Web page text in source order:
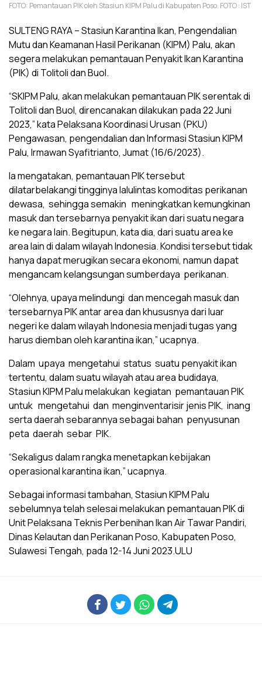
FOTO: Pemantauan PIK oleh Stasiun KIPM Palu di Kabupaten Poso. FOTO : IST
SULTENG RAYA – Stasiun Karantina Ikan, Pengendalian
Mutu dan Keamanan Hasil Perikanan (KIPM) Palu, akan
segera melakukan pemantauan Penyakit Ikan Karantina
(PIK) di Tolitoli dan Buol.
“SKIPM Palu, akan melakukan pemantauan PIK serentak di
Tolitoli dan Buol, direncanakan dilakukan pada 22 Juni
2023,” kata Pelaksana Koordinasi Urusan (PKU)
Pengawasan, pengendalian dan Informasi Stasiun KIPM
Palu, Irmawan Syafitrianto, Jumat (16/6/2023).
Ia mengatakan, pemantauan PIK tersebut
dilatarbelakangi tingginya lalulintas komoditas perikanan
dewasa, sehingga semakin meningkatkan kemungkinan
masuk dan tersebarnya penyakit ikan dari suatu negara
ke negara lain. Begitupun, kata dia, dari suatu area ke
area lain di dalam wilayah Indonesia. Kondisi tersebut tidak
hanya dapat merugikan secara ekonomi, namun dapat
mengancam kelangsungan sumberdaya perikanan.
“Olehnya, upaya melindungi dan mencegah masuk dan
tersebarnya PIK antar area dan khususnya dari luar
negeri ke dalam wilayah Indonesia menjadi tugas yang
harus diemban oleh karantina ikan,” ucapnya.
Dalam upaya mengetahui status suatu penyakit ikan
tertentu, dalam suatu wilayah atau area budidaya,
Stasiun KIPM Palu melakukan kegiatan pemantauan PIK
untuk mengetahui dan menginventarisir jenis PIK, inang
serta daerah sebarannya sebagai bahan penyusunan
peta daerah sebar PIK.
“Sekaligus dalam rangka menetapkan kebijakan
operasional karantina ikan,” ucapnya.
Sebagai informasi tambahan, Stasiun KIPM Palu
sebelumnya telah selesai melakukan pemantauan PIK di
Unit Pelaksana Teknis Perbenihan Ikan Air Tawar Pandiri,
Dinas Kelautan dan Perikanan Poso, Kabupaten Poso,
Sulawesi Tengah, pada 12-14 Juni 2023.ULU